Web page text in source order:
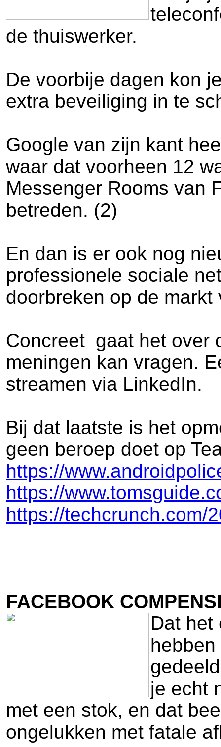
de thuiswerker.
De voorbije dagen kon
extra beveiliging in te
Google van zijn kant
waar dat voorheen 12
Messenger Rooms van
betreden. (2)
En dan is er ook nog
professionele sociale
doorbreken op de
Concreet gaat het over
meningen kan vragen.
streamen via LinkedIn.
Bij dat laatste is het
geen beroep doet op
https://
https://
https://techcrunch.com/
FACEBOOK
Dat het
je echt
met een stok, en dat
ongelukken met fatale